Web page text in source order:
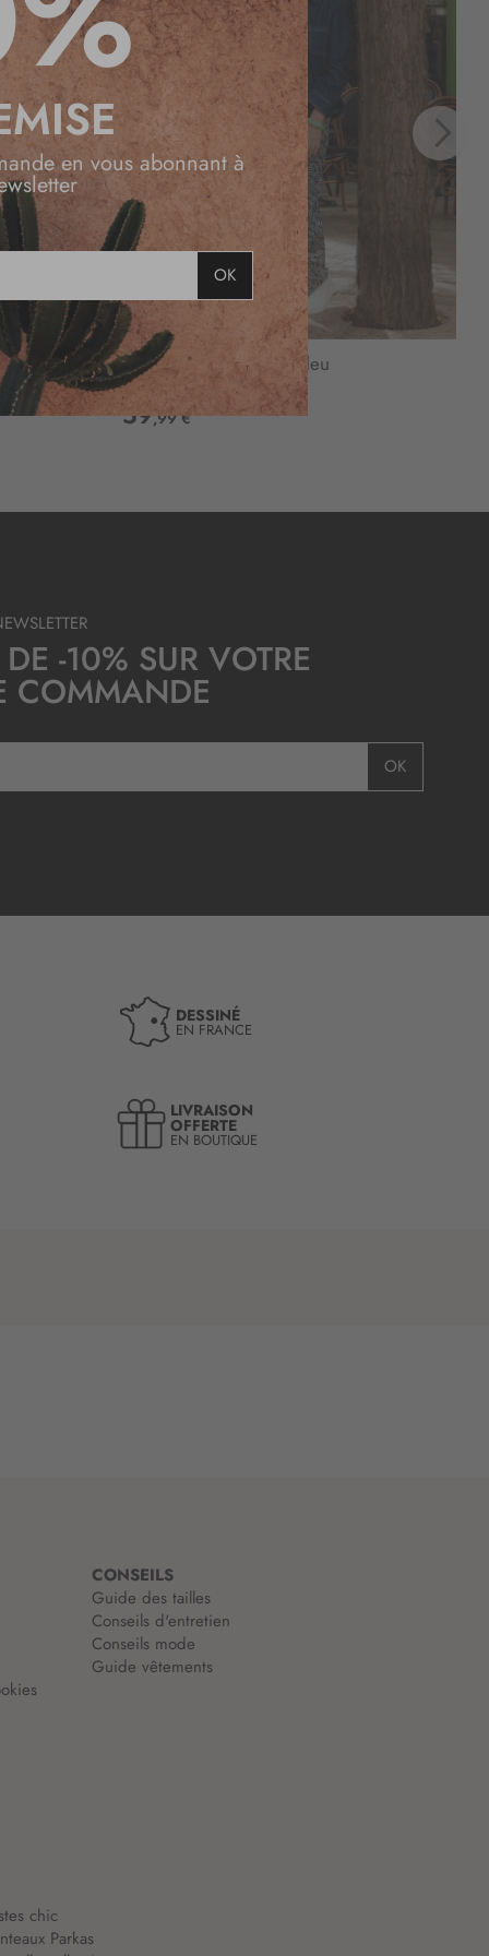
Pantalon large motif bleu
59,99 €
-10% SUR VOTRE
COMMANDE
OK
DESSINÉ
EN FRANCE
LIVRAISON
OFFERTE
EN BOUTIQUE
CONSEILS
Guide des tailles
Conseils d'entretien
Conseils mode
Guide vêtements
chic
Parkas
en vous abonnant à
OK